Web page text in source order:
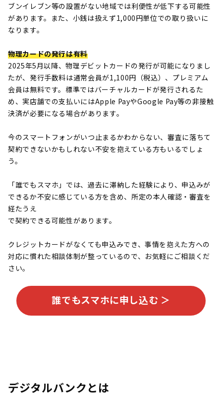
ブンイレブン等の設置がない地域では利便性が低下する可能性
があります。また、小銭は扱えず1,000円単位での取り扱いに
なります。
物理カードの発行は有料
2025年5月以降、物理デビットカードの発行が可能になりまし
たが、発行手数料は通常会員が1,100円（税込）、プレミアム
会員は無料です。標準ではバーチャルカードが発行されるた
め、実店舗での支払いにはApple PayやGoogle Pay等の非接触
決済が必要になる場合があります。
今のスマートフォンがいつ止まるかわからない、審査に落ちて
契約できないかもしれない不安を抱えている方もいるでしょ
う。
「誰でもスマホ」では、過去に滞納した経験により、申込みが
できるか不安に感じている方を含め、所定の本人確認・審査を
経たうえ
で契約できる可能性があります。
クレジットカードがなくても申込みでき、事情を抱えた方への
対応に慣れた相談体制が整っているので、お気軽にご相談くだ
さい。
誰でもスマホに申し込む ＞
デジタルバンクとは